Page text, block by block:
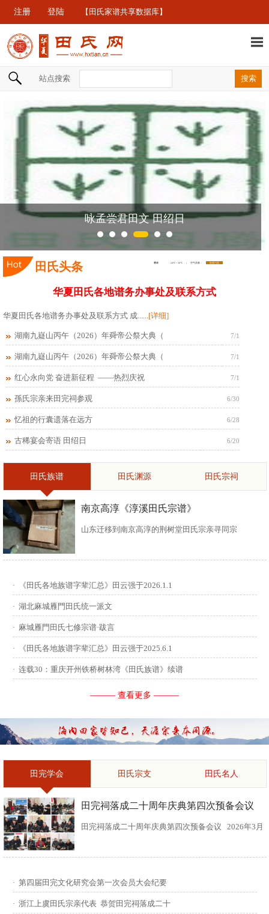
注册 登陆 【田氏家谱共享数据库】
站点搜索
咏孟尝君田文 田绍日
田氏头条
华夏田氏各地谱务办事处及联系方式
华夏田氏各地谱务办事处及联系方式 成......[详细]
湖南九嶷山丙午（2026）年舜帝公祭大典（ 7/1
湖南九嶷山丙午（2026）年舜帝公祭大典（ 7/1
红心永向党 奋进新征程 ——热烈庆祝 7/1
孫氏宗亲来田完祠参观 6/30
忆祖的行囊遗落在远方 6/28
古稀宴会寄语 田绍日 6/20
田氏族谱 田氏渊源 田氏宗祠
南京高淳《淳溪田氏宗谱》
山东迁移到南京高淳的荆树堂田氏宗亲寻同宗
· 《田氏各地族谱字辈汇总》田云强于2026.1.1
· 湖北麻城雁門田氏统一派文
· 麻城雁門田氏七修宗谱·跋言
· 《田氏各地族谱字辈汇总》田云强于2025.6.1
· 连载30：重庆开州铁桥树林湾《田氏族谱》续谱
——— 查看更多 ———
田完学会 田氏宗支 田氏名人
田完祠落成二十周年庆典第四次预备会议
田完祠落成二十周年庆典第四次预备会议 2026年3月
祖”第四次预备会议。 常务副会长田传灿宗亲主持会
· 第四届田完文化研究会第一次会员大会纪要
· 浙江上虞田氏宗亲代表 恭贺田完祠落成二十